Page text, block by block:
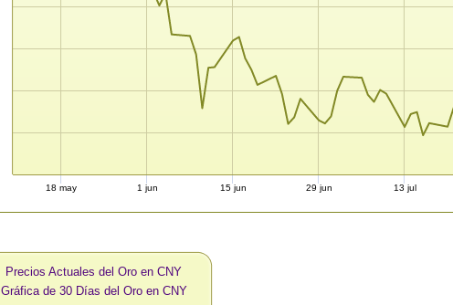
18 may 1 jun 15 jun 29 jun 13 jul
Precios Actuales del Oro en CNY
Gráfica de 30 Días del Oro en CNY